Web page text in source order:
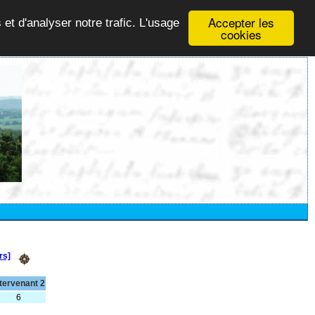
Accepter les
cookies
d'analyser notre trafic. L'usage
2
6